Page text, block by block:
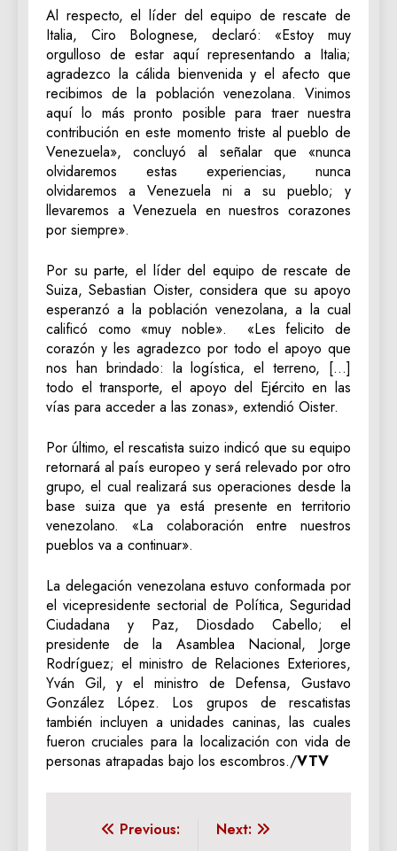
Al respecto, el líder del equipo de rescate de
Italia, Ciro Bolognese, declaró: «Estoy muy
orgulloso de estar aquí representando a Italia;
agradezco la cálida bienvenida y el afecto que
recibimos de la población venezolana. Vinimos
aquí lo más pronto posible para traer nuestra
contribución en este momento triste al pueblo de
Venezuela», concluyó al señalar que «nunca
olvidaremos estas experiencias, nunca
olvidaremos a Venezuela ni a su pueblo; y
llevaremos a Venezuela en nuestros corazones
por siempre».
Por su parte, el líder del equipo de rescate de
Suiza, Sebastian Oister, considera que su apoyo
esperanzó a la población venezolana, a la cual
calificó como «muy noble». «Les felicito de
corazón y les agradezco por todo el apoyo que
nos han brindado: la logística, el terreno, […]
todo el transporte, el apoyo del Ejército en las
vías para acceder a las zonas», extendió Oister.
Por último, el rescatista suizo indicó que su equipo
retornará al país europeo y será relevado por otro
grupo, el cual realizará sus operaciones desde la
base suiza que ya está presente en territorio
venezolano. «La colaboración entre nuestros
pueblos va a continuar».
La delegación venezolana estuvo conformada por
el vicepresidente sectorial de Política, Seguridad
Ciudadana y Paz, Diosdado Cabello; el
presidente de la Asamblea Nacional, Jorge
Rodríguez; el ministro de Relaciones Exteriores,
Yván Gil, y el ministro de Defensa, Gustavo
González López. Los grupos de rescatistas
también incluyen a unidades caninas, las cuales
fueron cruciales para la localización con vida de
personas atrapadas bajo los escombros./VTV
Navegación
Previous:
Next: